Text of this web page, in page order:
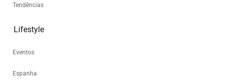
Tendências
Lifestyle
Eventos
Espanha